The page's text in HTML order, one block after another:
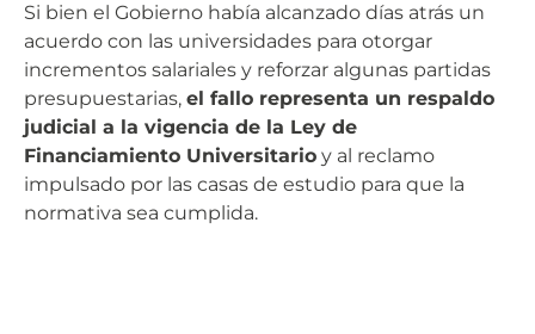
Si bien el Gobierno había alcanzado días atrás un
acuerdo con las universidades para otorgar
incrementos salariales y reforzar algunas partidas
presupuestarias, el fallo representa un respaldo
judicial a la vigencia de la Ley de
Financiamiento Universitario y al reclamo
impulsado por las casas de estudio para que la
normativa sea cumplida.